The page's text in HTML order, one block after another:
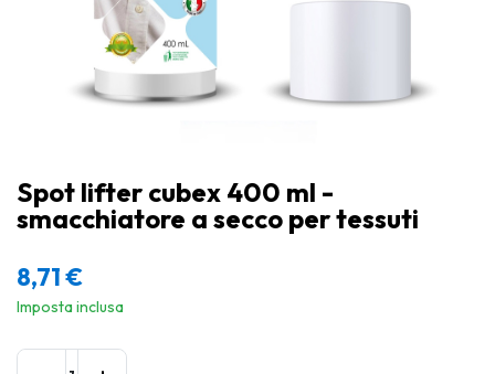
Spot lifter cubex 400 ml -
smacchiatore a secco per tessuti
8,71€
Imposta inclusa